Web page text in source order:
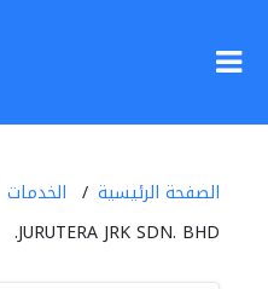
الصفحة الرئيسية الخدمات
JURUTERA JRK SDN. BHD.